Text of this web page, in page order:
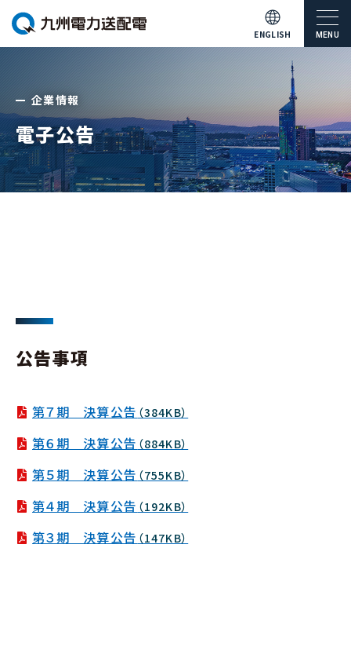
ENGLISH MENU
企業情報
電子公告
公告事項
第７期 決算公告 （384KB）
第６期 決算公告 （884KB）
第５期 決算公告 （755KB）
第４期 決算公告 （192KB）
第３期 決算公告 （147KB）